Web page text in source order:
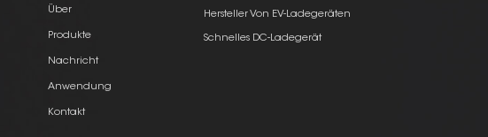
Über
Produkte
Nachricht
Anwendung
Kontakt
Hersteller Von EV-Ladegeräten
Schnelles DC-Ladegerät